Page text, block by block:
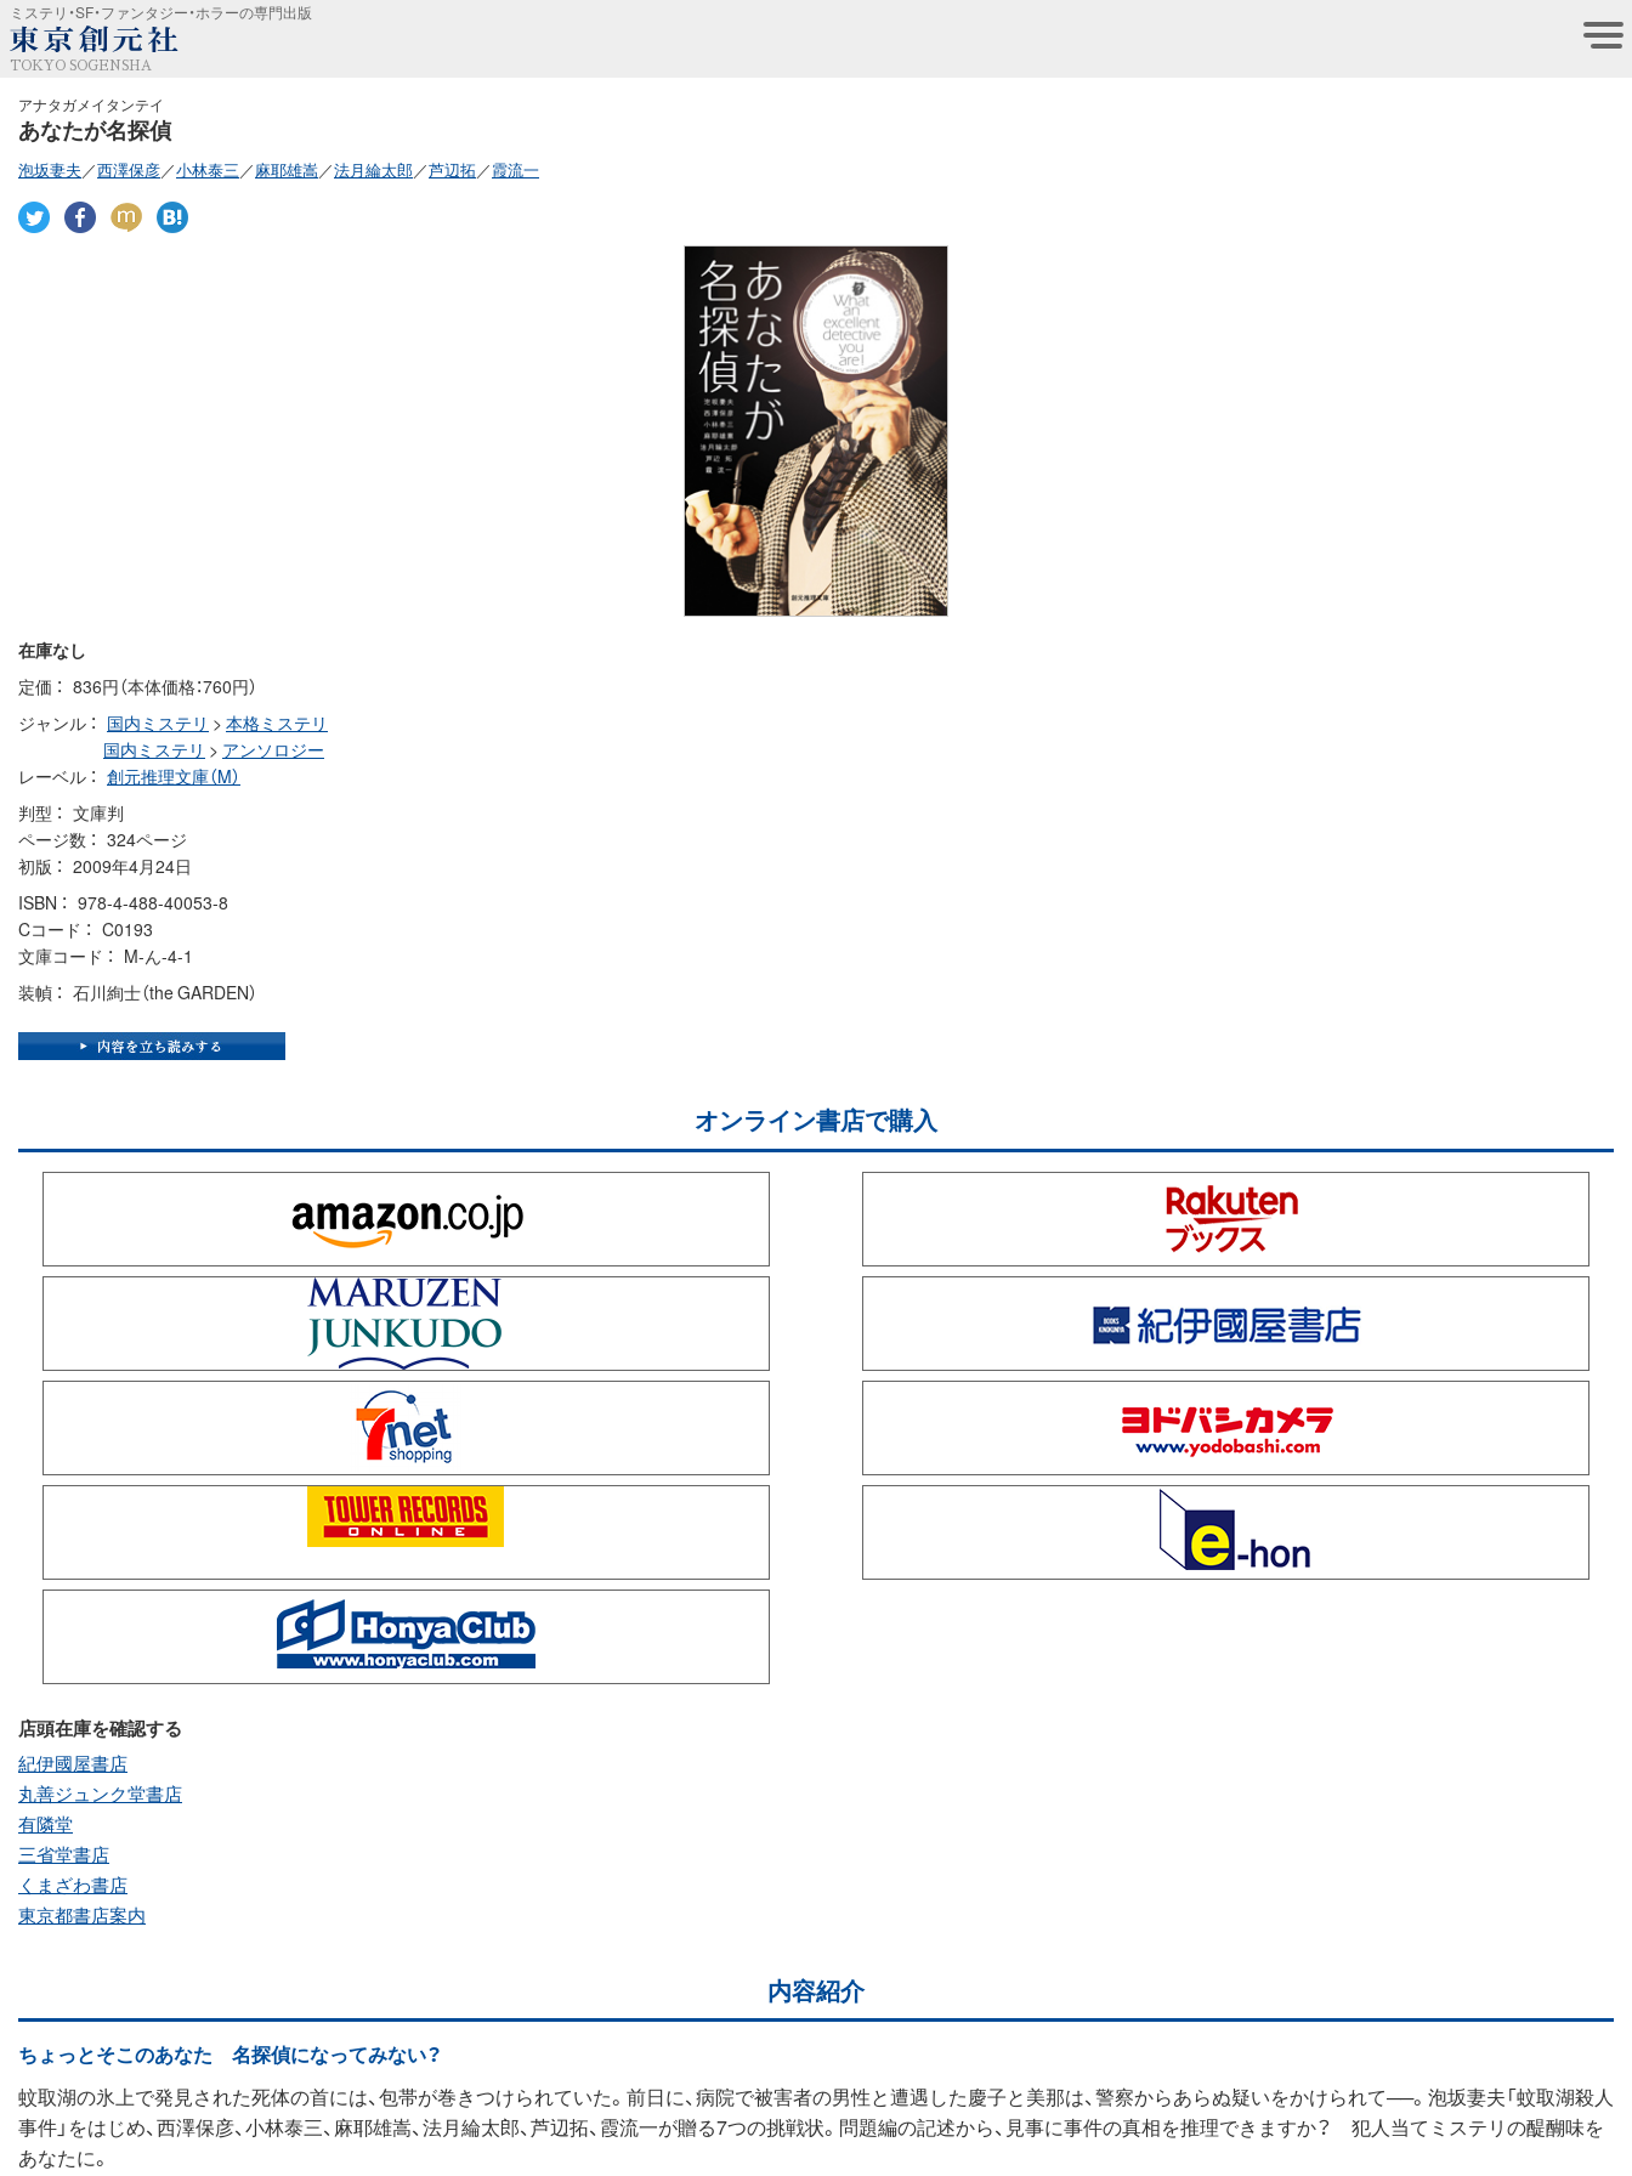
ミステリ・SF・ファンタジー・ホラーの専門出版
TOKYO SOGENSHA
アナタガメイタンテイ
あなたが名探偵
泡坂妻夫／西澤保彦／小林泰三／麻耶雄嵩／法月綸太郎／芦辺拓／霞流一
在庫なし
定価
836円（本体価格：760円）
ジャンル
国内ミステリ > 本格ミステリ
国内ミステリ > アンソロジー
レーベル
創元推理文庫（M）
判型
文庫判
ページ数
324ページ
初版
2009年4月24日
ISBN
978-4-488-40053-8
Cコード
C0193
文庫コード
M-ん-4-1
装幀
石川絢士（the GARDEN）
オンライン書店で購入
店頭在庫を確認する
紀伊國屋書店
丸善ジュンク堂書店
有隣堂
三省堂書店
くまざわ書店
東京都書店案内
内容紹介
ちょっとそこのあなた 名探偵になってみない？
蚊取湖の氷上で発見された死体の首には、包帯が巻きつけられていた。前日に、病院で被害者の男性と遭遇した慶子と美那は、警察からあらぬ疑いをかけられて──。泡坂妻夫「蚊取湖殺人
事件」をはじめ、西澤保彦、小林泰三、麻耶雄嵩、法月綸太郎、芦辺拓、霞流一が贈る7つの挑戦状。問題編の記述から、見事に事件の真相を推理できますか？ 犯人当てミステリの醍醐味を
あなたに。